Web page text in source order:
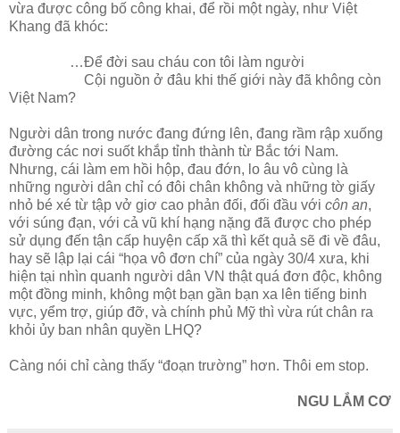
vừa được công bố công khai, để rồi một ngày, như Việt
Khang đã khóc:
…Để đời sau cháu con tôi làm người
Cội nguồn ở đâu khi thế giới này đã không còn
Việt Nam?
Người dân trong nước đang đứng lên, đang rầm rập xuống
đường các nơi suốt khắp tỉnh thành từ Bắc tới Nam.
Nhưng, cái làm em hồi hộp, đau đớn, lo âu vô cùng là
những người dân chỉ có đôi chân không và những tờ giấy
nhỏ bé xé từ tập vở giơ cao phản đối, đối đầu với côn an,
với súng đạn, với cả vũ khí hạng nặng đã được cho phép
sử dụng đến tận cấp huyện cấp xã thì kết quả sẽ đi về đâu,
hay sẽ lập lại cái “họa vô đơn chí” của ngày 30/4 xưa, khi
hiện tại nhìn quanh người dân VN thật quá đơn độc, không
một đồng minh, không một bạn gần bạn xa lên tiếng binh
vực, yểm trợ, giúp đỡ, và chính phủ Mỹ thì vừa rút chân ra
khỏi ủy ban nhân quyền LHQ?
Càng nói chỉ càng thấy “đoạn trường” hơn. Thôi em stop.
NGU LẮM CƠ